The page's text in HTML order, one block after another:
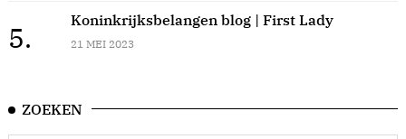
5.
Koninkrijksbelangen blog | First Lady
21 MEI 2023
ZOEKEN